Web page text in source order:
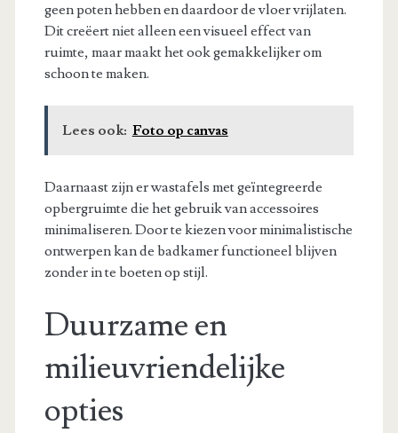
geen poten hebben en daardoor de vloer vrijlaten.
Dit creëert niet alleen een visueel effect van
ruimte, maar maakt het ook gemakkelijker om
schoon te maken.
Lees ook: Foto op canvas
Daarnaast zijn er wastafels met geïntegreerde
opbergruimte die het gebruik van accessoires
minimaliseren. Door te kiezen voor minimalistische
ontwerpen kan de badkamer functioneel blijven
zonder in te boeten op stijl.
Duurzame en
milieuvriendelijke
opties